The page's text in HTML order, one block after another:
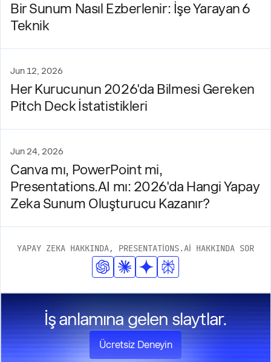
Bir Sunum Nasıl Ezberlenir: İşe Yarayan 6
Teknik
Jun 12, 2026
Her Kurucunun 2026'da Bilmesi Gereken
Pitch Deck İstatistikleri
Jun 24, 2026
Canva mı, PowerPoint mi,
Presentations.AI mı: 2026'da Hangi Yapay
Zeka Sunum Oluşturucu Kazanır?
YAPAY ZEKA HAKKINDA, PRESENTATIONS.AI HAKKINDA SOR
İş anlamına gelen slaytlar.
Ücretsiz Deneyin